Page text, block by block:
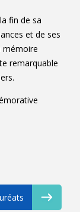
fin de sa
et de ses
mémoire
remarquable